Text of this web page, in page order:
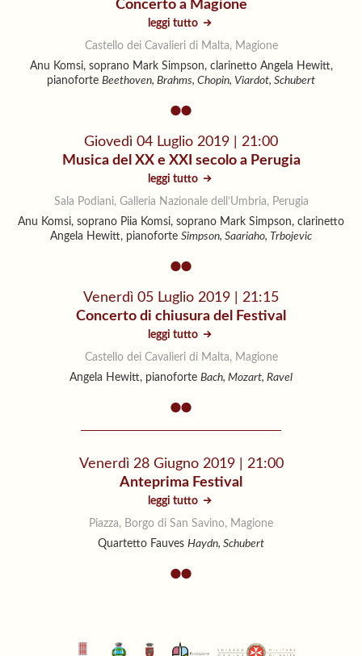
Concerto a Magione
leggi tutto
Castello dei Cavalieri di Malta, Magione
Anu Komsi, soprano Mark Simpson, clarinetto Angela Hewitt,
pianoforte Beethoven, Brahms, Chopin, Viardot, Schubert
Giovedì 04 Luglio 2019 | 21:00
Musica del XX e XXI secolo a Perugia
leggi tutto
Sala Podiani, Galleria Nazionale dell’Umbria, Perugia
Anu Komsi, soprano Piia Komsi, soprano Mark Simpson, clarinetto
Angela Hewitt, pianoforte Simpson, Saariaho, Trbojevic
Venerdì 05 Luglio 2019 | 21:15
Concerto di chiusura del Festival
leggi tutto
Castello dei Cavalieri di Malta, Magione
Angela Hewitt, pianoforte Bach, Mozart, Ravel
Venerdì 28 Giugno 2019 | 21:00
Anteprima Festival
leggi tutto
Piazza, Borgo di San Savino, Magione
Quartetto Fauves Haydn, Schubert